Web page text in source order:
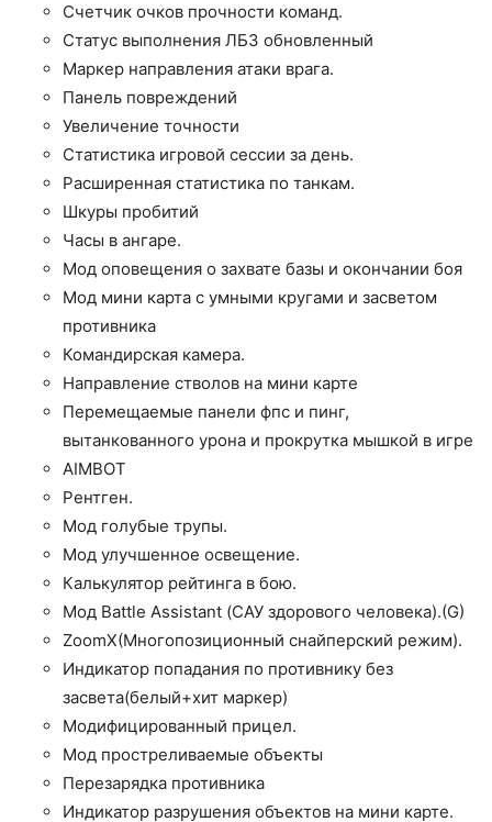
Счетчик очков прочности команд.
Статус выполнения ЛБЗ обновленный
Маркер направления атаки врага.
Панель повреждений
Увеличение точности
Статистика игровой сессии за день.
Расширенная статистика по танкам.
Шкуры пробитий
Часы в ангаре.
Мод оповещения о захвате базы и окончании боя
Мод мини карта с умными кругами и засветом
противника
Командирская камера.
Направление стволов на мини карте
Перемещаемые панели фпс и пинг,
вытанкованного урона и прокрутка мышкой в игре
AIMBOT
Рентген.
Мод голубые трупы.
Мод улучшенное освещение.
Калькулятор рейтинга в бою.
Мод Battle Assistant (САУ здорового человека).(G)
ZoomX(Многопозиционный снайперский режим).
Индикатор попадания по противнику без
засвета(белый+хит маркер)
Модифицированный прицел.
Мод простреливаемые объекты
Перезарядка противника
Индикатор разрушения объектов на мини карте.